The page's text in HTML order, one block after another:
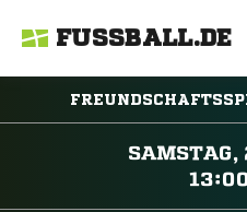
FUSSBALL.DE
